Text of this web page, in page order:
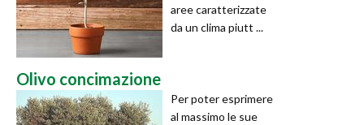
aree caratterizzate
da un clima piutt ...
Olivo concimazione
Per poter esprimere
al massimo le sue